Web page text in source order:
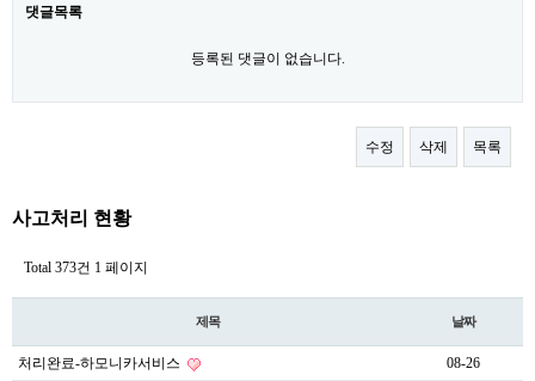
댓글목록
등록된 댓글이 없습니다.
수정 삭제 목록
사고처리 현황
Total 373건 1 페이지
제목 날짜
처리완료-하모니카서비스 08-26